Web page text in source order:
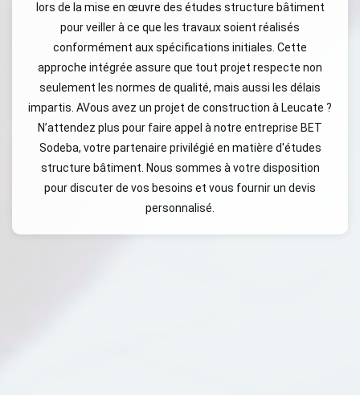
lors de la mise en œuvre des études structure bâtiment
pour veiller à ce que les travaux soient réalisés
conformément aux spécifications initiales. Cette
approche intégrée assure que tout projet respecte non
seulement les normes de qualité, mais aussi les délais
impartis. AVous avez un projet de construction à Leucate ?
N’attendez plus pour faire appel à notre entreprise BET
Sodeba, votre partenaire privilégié en matière d'études
structure bâtiment. Nous sommes à votre disposition
pour discuter de vos besoins et vous fournir un devis
personnalisé.